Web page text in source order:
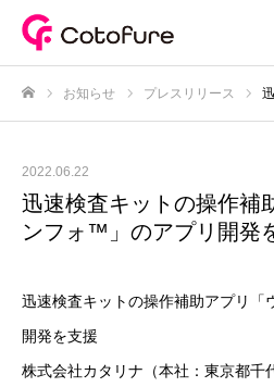
お知らせ プレスリリース 迅
2022.06.22
迅速検査キットの操作補
ンフォ™」のアプリ開発
迅速検査キットの操作補助アプリ
開発を支援
株式会社カタリナ（本社：東京都千